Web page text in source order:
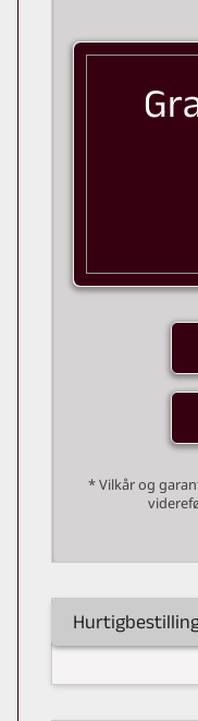
* Vilkår og